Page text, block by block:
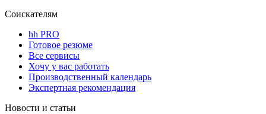
Соискателям
hh PRO
Готовое резюме
Все сервисы
Хочу у вас работать
Производственный календарь
Экспертная рекомендация
Новости и статьи